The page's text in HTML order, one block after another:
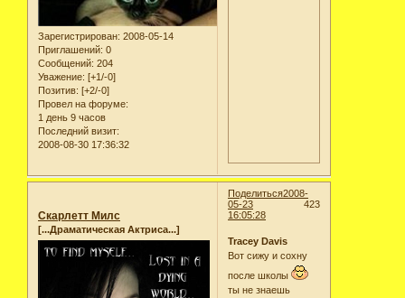
Зарегистрирован: 2008-05-14
Приглашений: 0
Сообщений: 204
Уважение: [+1/-0]
Позитив: [+2/-0]
Провел на форуме:
1 день 9 часов
Последний визит:
2008-08-30 17:36:32
Поделиться
423
2008-
05-23
16:05:28
Скарлетт Милс
[...Драматическая Актриса...]
Tracey Davis
Вот сижу и сохну
после школы
ты не знаешь